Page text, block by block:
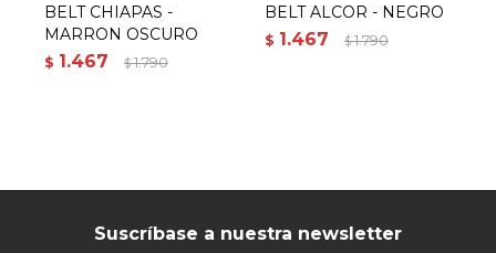
BELT CHIAPAS -
MARRON OSCURO
$ 1.467 $ 1.790
BELT ALCOR - NEGRO
$ 1.467 $ 1.790
Suscríbase a nuestra newsletter